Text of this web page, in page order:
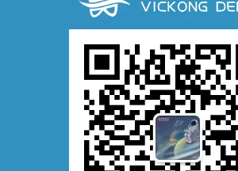
牙齦萎縮